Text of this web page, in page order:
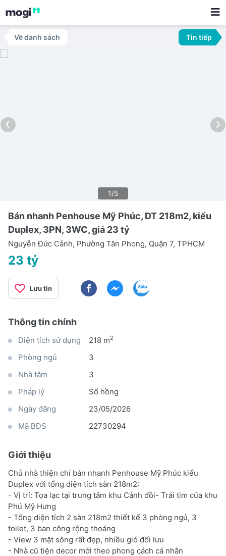
Về danh sách Tin tiếp
‹ ›
1/5
Bán nhanh Penhouse Mỹ Phúc, DT 218m2, kiểu
Duplex, 3PN, 3WC, giá 23 tỷ
Nguyễn Đức Cảnh, Phường Tân Phong, Quận 7, TPHCM
23 tỷ
Lưu tin
Thông tin chính
Diện tích sử dụng 218 m2
Phòng ngủ
3
Nhà tắm
3
Pháp lý
Sổ hồng
Ngày đăng
23/05/2026
Mã BĐS
22730294
Giới thiệu
Chủ nhà thiện chí bán nhanh Penhouse Mỹ Phúc kiểu
Duplex với tổng diện tích sàn 218m2:
- Vị trí: Tọa lạc tại trung tâm khu Cảnh đồi- Trái tim của khu
Phú Mỹ Hưng
- Tổng diện tích 2 sàn 218m2 thiết kế 3 phòng ngủ, 3
toilet, 3 ban công rộng thoáng
- View 3 mặt sông rất đẹp, nhiều gió đối lưu
- Nhà cũ tiện decor mới theo phong cách cá nhân